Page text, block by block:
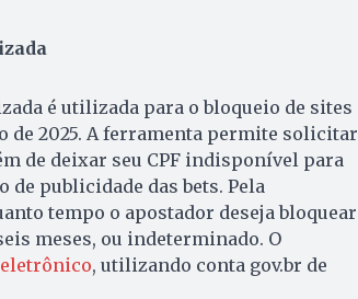
é utilizada para o bloqueio de sites
de 2025. A ferramenta permite solicitar
de deixar seu CPF indisponível para
de publicidade das bets. Pela
tempo o apostador deseja bloquear
meses, ou indeterminado. O
, utilizando conta gov.br de